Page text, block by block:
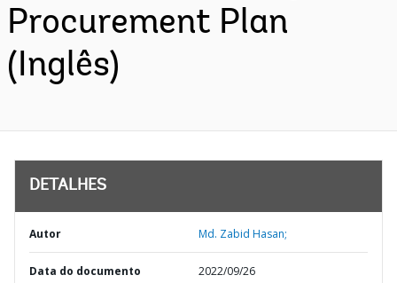
Procurement Plan
(Inglês)
DETALHES
Autor Md. Zabid Hasan;
Data do documento 2022/09/26